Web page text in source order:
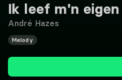
Ik leef m'n
André Hazes
Melody